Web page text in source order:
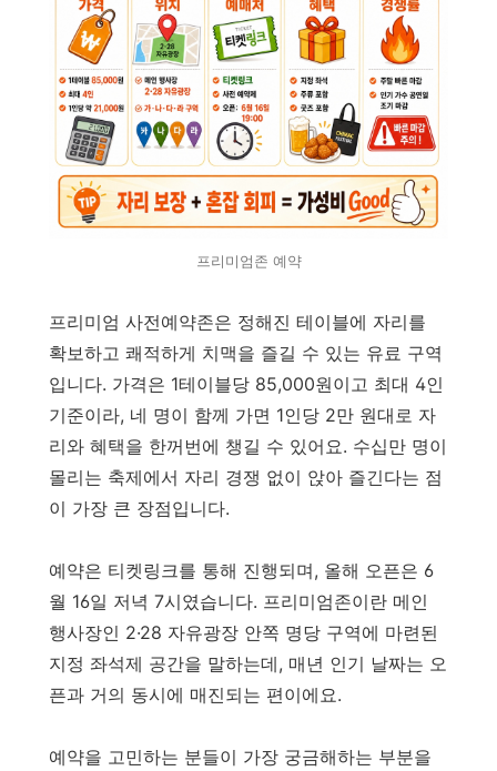
프리미엄존 예약
프리미엄 사전예약존은 정해진 테이블에 자리를
확보하고 쾌적하게 치맥을 즐길 수 있는 유료 구역
입니다. 가격은 1테이블당 85,000원이고 최대 4인
기준이라, 네 명이 함께 가면 1인당 2만 원대로 자
리와 혜택을 한꺼번에 챙길 수 있어요. 수십만 명이
몰리는 축제에서 자리 경쟁 없이 앉아 즐긴다는 점
이 가장 큰 장점입니다.
예약은 티켓링크를 통해 진행되며, 올해 오픈은 6
월 16일 저녁 7시였습니다. 프리미엄존이란 메인
행사장인 2·28 자유광장 안쪽 명당 구역에 마련된
지정 좌석제 공간을 말하는데, 매년 인기 날짜는 오
픈과 거의 동시에 매진되는 편이에요.
예약을 고민하는 분들이 가장 궁금해하는 부분을